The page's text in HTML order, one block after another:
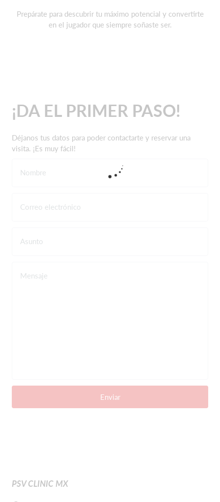
Prepárate para descubrir tu máximo potencial y convertirte
en el jugador que siempre soñaste ser.
¡DA EL PRIMER PASO!
Déjanos tus datos para poder contactarte y reservar una
visita. ¡Es muy fácil!
Nombre
Correo electrónico
Asunto
Mensaje
Enviar
PSV CLINIC MX